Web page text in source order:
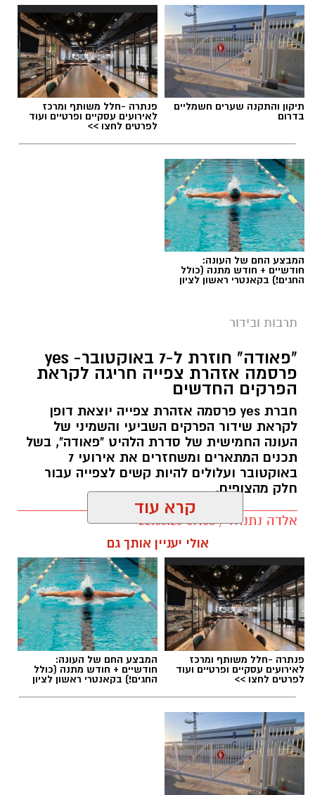
תיקון והתקנה שערים חשמליים
בדרום
פנתרה -חלל משותף ומרכז
לאירועים עסקיים ופרטיים ועוד
לפרטים לחצו >>
המבצע החם של העונה:
חודשיים + חודש מתנה (כולל
החגים!) בקאנטרי ראשון לציון
תרבות ובידור
"פאודה" חוזרת ל-7 באוקטובר- yes
פרסמה אזהרת צפייה חריגה לקראת
הפרקים החדשים
חברת yes פרסמה אזהרת צפייה יוצאת דופן
לקראת שידור הפרקים השביעי והשמיני של
העונה החמישית של סדרת הלהיט "פאודה", בשל
תכנים המתארים ומשחזרים את אירועי 7
באוקטובר ועלולים להיות קשים לצפייה עבור
חלק מהצופים.
אלדה נתנאל / 09:58 22.06.26
פאודה" חוזרת ל-7 באוקטובר: yes
ליאור רז
קרא עוד
אולי יעניין אותך גם
פנתרה -חלל משותף ומרכז
לאירועים עסקיים ופרטיים ועוד
לפרטים לחצו >>
המבצע החם של העונה:
חודשיים + חודש מתנה (כולל
החגים!) בקאנטרי ראשון לציון